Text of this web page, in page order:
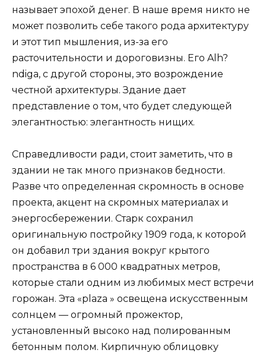
называет эпохой денег. В наше время никто не
может позволить себе такого рода архитектуру
и этот тип мышления, из-за его
расточительности и дороговизны. Его Alh?
ndiga, с другой стороны, это возрождение
честной архитектуры. Здание дает
представление о том, что будет следующей
элегантностью: элегантность нищих.
Справедливости ради, стоит заметить, что в
здании не так много признаков бедности.
Разве что определенная скромность в основе
проекта, акцент на скромных материалах и
энергосбережении. Старк сохранил
оригинальную постройку 1909 года, к которой
он добавил три здания вокруг крытого
пространства в 6 000 квадратных метров,
которые стали одним из любимых мест встречи
горожан. Эта «plaza » освещена искусственным
солнцем — огромный прожектор,
установленный высоко над полированным
бетонным полом. Кирпичную облицовку